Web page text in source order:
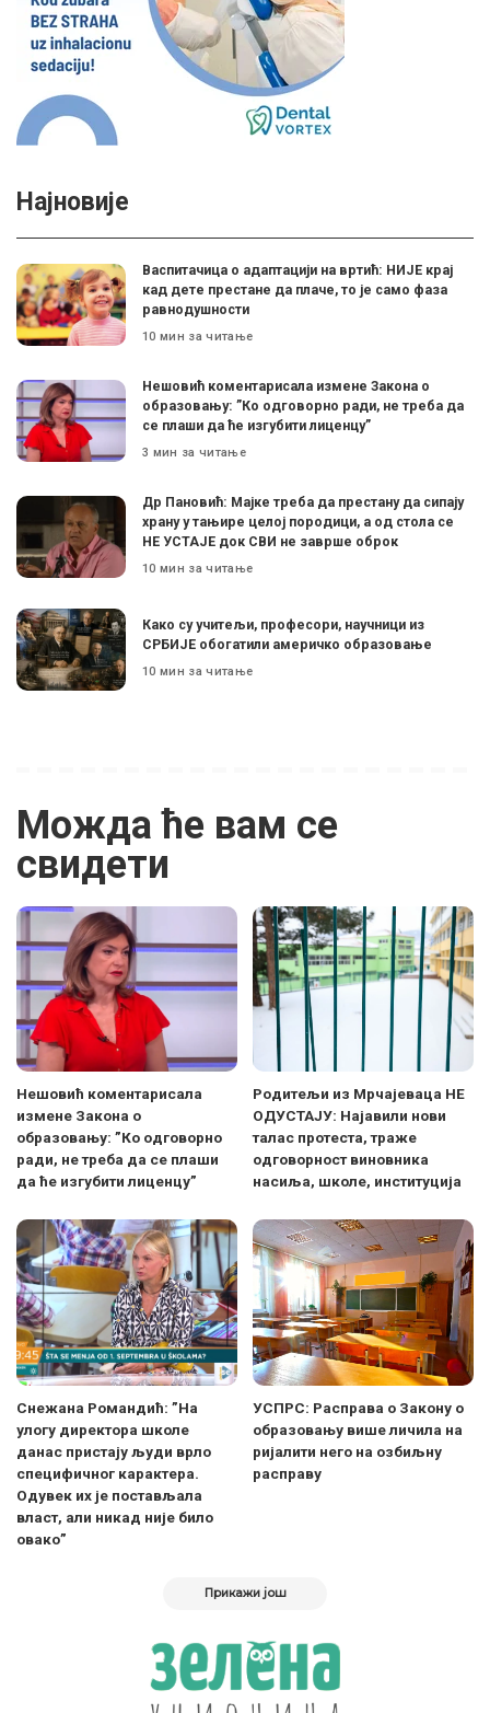
Најновије
Васпитачица о адаптацији на вртић: НИЈЕ крај
кад дете престане да плаче, то је само фаза
равнодушности
10 мин за читање
Нешовић коментарисала измене Закона о
образовању: ”Ко одговорно ради, не треба да
се плаши да ће изгубити лиценцу”
3 мин за читање
Др Пановић: Мајке треба да престану да сипају
храну у тањире целој породици, а од стола се
НЕ УСТАЈЕ док СВИ не заврше оброк
10 мин за читање
Како су учитељи, професори, научници из
СРБИЈЕ обогатили америчко образовање
10 мин за читање
Можда ће вам се
свидети
Нешовић коментарисала
измене Закона о
образовању: ”Ко одговорно
ради, не треба да се плаши
да ће изгубити лиценцу”
Родитељи из Мрчајеваца НЕ
ОДУСТАЈУ: Најавили нови
талас протеста, траже
одговорност виновника
насиља, школе, институција
Снежана Романдић: ”На
улогу директора школе
данас пристају људи врло
специфичног карактера.
Одувек их је постављала
власт, али никад није било
овако”
УСПРС: Расправа о Закону о
образовању више личила на
ријалити него на озбиљну
расправу
Прикажи још